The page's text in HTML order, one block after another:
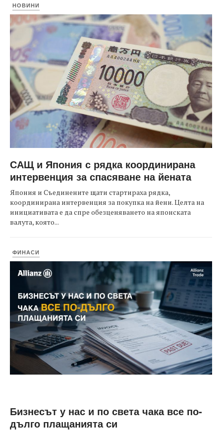
НОВИНИ
САЩ и Япония с рядка координирана
интервенция за спасяване на йената
Япония и Съединените щати стартираха рядка,
координирана интервенция за покупка на йени. Целта на
инициативата е да спре обезценяването на японската
валута, която...
ФИНАСИ
Бизнесът у нас и по света чака все по-
дълго плащанията си